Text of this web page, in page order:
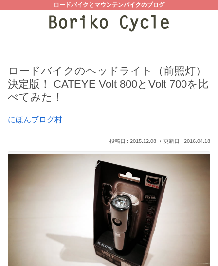
ロードバイクとマウンテンバイクのブログ
ロードバイクのヘッドライト（前照灯）
決定版！ CATEYE Volt 800とVolt 700を比
べてみた！
にほんブログ村
2015.12.08 2016.04.18